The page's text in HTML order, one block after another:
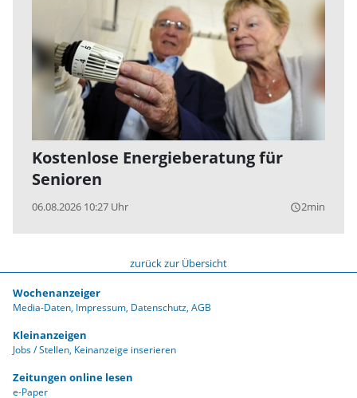
Kostenlose Energieberatung für
Senioren
06.08.2026 10:27 Uhr query_builder2min
zurück zur Übersicht
Wochenanzeiger
Media-Daten Impressum Datenschutz AGB
Kleinanzeigen
Jobs / Stellen Keinanzeige inserieren
Zeitungen online lesen
e-Paper